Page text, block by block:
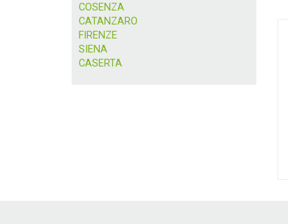
COSENZA
CATANZARO
FIRENZE
SIENA
CASERTA